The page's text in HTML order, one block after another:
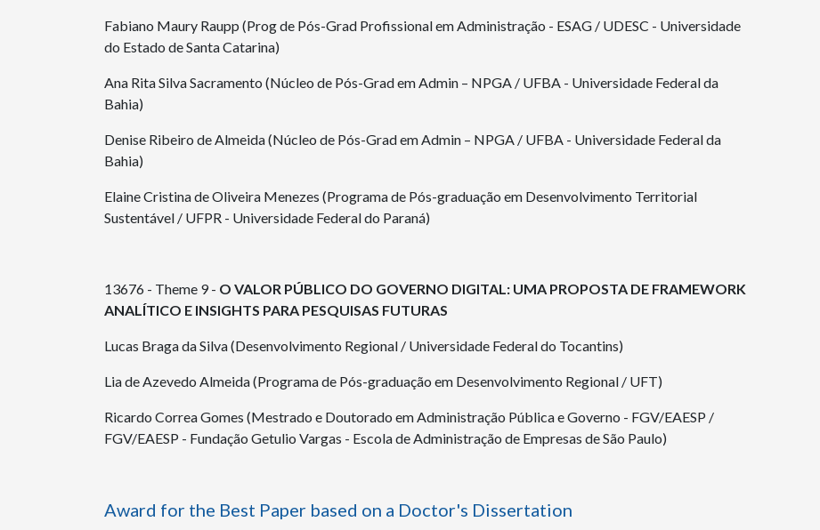
Fabiano Maury Raupp (Prog de Pós-Grad Profissional em Administração - ESAG / UDESC - Universidade
do Estado de Santa Catarina)
Ana Rita Silva Sacramento (Núcleo de Pós-Grad em Admin – NPGA / UFBA - Universidade Federal da
Bahia)
Denise Ribeiro de Almeida (Núcleo de Pós-Grad em Admin – NPGA / UFBA - Universidade Federal da
Bahia)
Elaine Cristina de Oliveira Menezes (Programa de Pós-graduação em Desenvolvimento Territorial
Sustentável / UFPR - Universidade Federal do Paraná)
13676 - Theme 9 - O VALOR PÚBLICO DO GOVERNO DIGITAL: UMA PROPOSTA DE FRAMEWORK
ANALÍTICO E INSIGHTS PARA PESQUISAS FUTURAS
Lucas Braga da Silva (Desenvolvimento Regional / Universidade Federal do Tocantins)
Lia de Azevedo Almeida (Programa de Pós-graduação em Desenvolvimento Regional / UFT)
Ricardo Correa Gomes (Mestrado e Doutorado em Administração Pública e Governo - FGV/EAESP /
FGV/EAESP - Fundação Getulio Vargas - Escola de Administração de Empresas de São Paulo)
Award for the Best Paper based on a Doctor's Dissertation